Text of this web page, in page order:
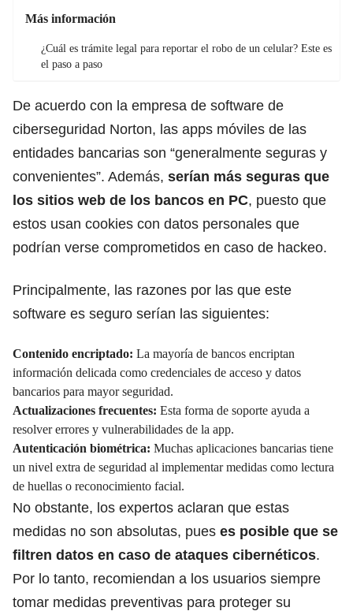
Más información
¿Cuál es trámite legal para reportar el robo de un celular? Este es
el paso a paso
De acuerdo con la empresa de software de
ciberseguridad Norton, las apps móviles de las
entidades bancarias son “generalmente seguras y
convenientes”. Además, serían más seguras que
los sitios web de los bancos en PC, puesto que
estos usan cookies con datos personales que
podrían verse comprometidos en caso de hackeo.
Principalmente, las razones por las que este
software es seguro serían las siguientes:
Contenido encriptado: La mayoría de bancos encriptan
información delicada como credenciales de acceso y datos
bancarios para mayor seguridad.
Actualizaciones frecuentes: Esta forma de soporte ayuda a
resolver errores y vulnerabilidades de la app.
Autenticación biométrica: Muchas aplicaciones bancarias tiene
un nivel extra de seguridad al implementar medidas como lectura
de huellas o reconocimiento facial.
No obstante, los expertos aclaran que estas
medidas no son absolutas, pues es posible que se
filtren datos en caso de ataques cibernéticos.
Por lo tanto, recomiendan a los usuarios siempre
tomar medidas preventivas para proteger su